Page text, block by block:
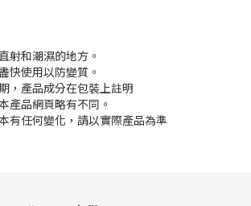
射和潮濕的地方。
快使用以防變質。
，產品成分在包裝上註明
產品網頁略有不同。
有任何變化，請以實際產品為準